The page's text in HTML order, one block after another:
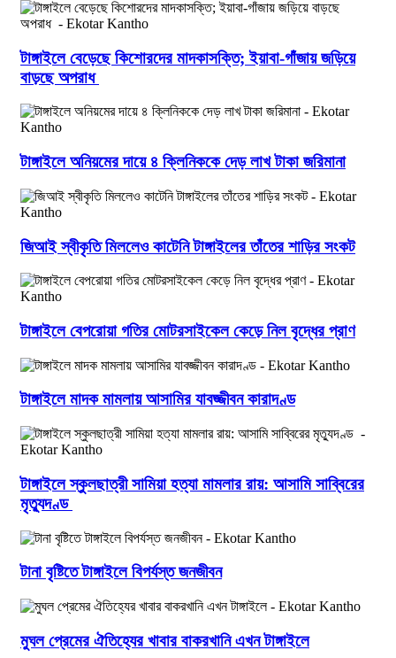
টাঙ্গাইলে বেড়েছে কিশোরদের মাদকাসক্তি; ইয়াবা-গাঁজায় জড়িয়ে
বাড়ছে অপরাধ
টাঙ্গাইলে অনিয়মের দায়ে ৪ ক্লিনিককে দেড় লাখ টাকা জরিমানা
জিআই স্বীকৃতি মিললেও কাটেনি টাঙ্গাইলের তাঁতের শাড়ির সংকট
টাঙ্গাইলে বেপরোয়া গতির মোটরসাইকেল কেড়ে নিল বৃদ্ধের প্রাণ
টাঙ্গাইলে মাদক মামলায় আসামির যাবজ্জীবন কারাদণ্ড
টাঙ্গাইলে স্কুলছাত্রী সামিয়া হত্যা মামলার রায়: আসামি সাব্বিরের
মৃত্যুদণ্ড
টানা বৃষ্টিতে টাঙ্গাইলে বিপর্যস্ত জনজীবন
মুঘল প্রেমের ঐতিহ্যের খাবার বাকরখানি এখন টাঙ্গাইলে